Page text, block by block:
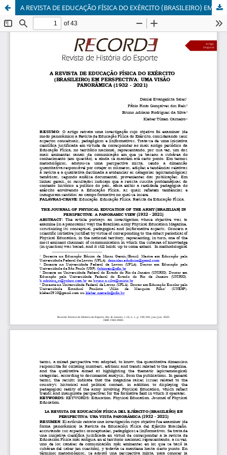
A REVISTA DE EDUCAÇÃO FÍSICA DO EXÉRCITO (BRASILEIRO) EM PERSPECTIVA